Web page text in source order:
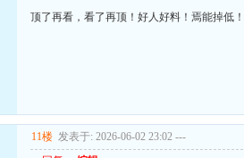
顶了再看，看了再顶！好人好料！焉能掉低！
11楼 发表于: 2026-06-02 23:02 ---